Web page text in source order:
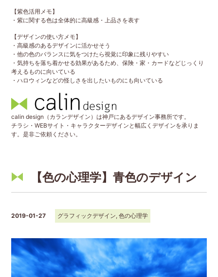
【紫色活用メモ】
・紫に関する色は全体的に高級感・上品さを表す
【デザインの使い方メモ】
・高級感のあるデザインに活かせそう
・他の色のバランスに気をつけたら視覚に印象に残りやすい
・気持ちを落ち着かせる効果があるため、保険・家・カードなどじっくり
考えるものに向いている
・ハロウィンなどの怪しさを出したいものにも向いている
calin design（カランデザイン）は神戸にあるデザイン事務所です。
チラシ・WEBサイト・キャラクターデザインと幅広くデザインを承りま
す。是非ご依頼ください。
【色の心理学】青色のデザイン
2019-01-27 グラフィックデザイン, 色の心理学